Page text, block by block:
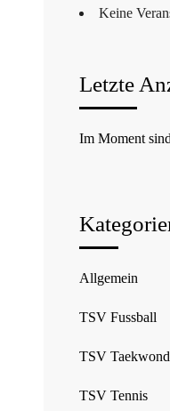
Keine
Letzte
Im Moment
Allgemein
TSV Fussball
TSV
TSV Tennis